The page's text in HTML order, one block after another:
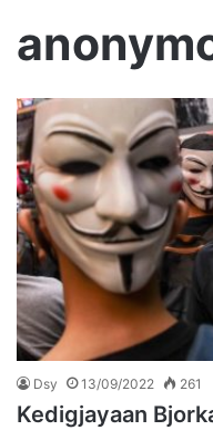
Dsy 13/09/2022 261
Kedigjayaan